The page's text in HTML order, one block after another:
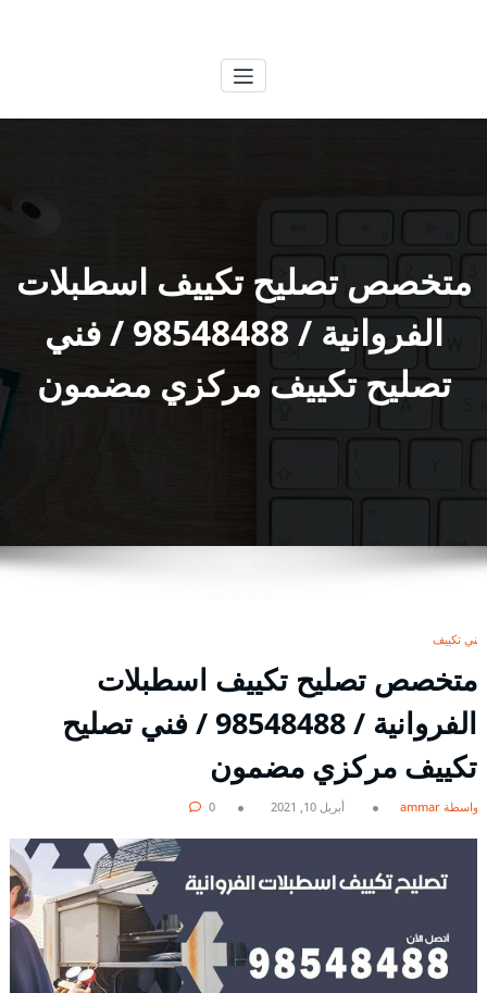
متخصص تصليح تكييف اسطبلات
الفروانية / 98548488 / فني
تصليح تكييف مركزي مضمون
فني تكييف
متخصص تصليح تكييف اسطبلات
الفروانية / 98548488 / فني تصليح
تكييف مركزي مضمون
بواسطة ammar أبريل 10, 2021 0